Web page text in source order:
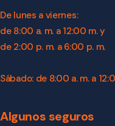
De lunes a viernes:
de 8:00 a. m. a 12:00 m. y
de 2:00 p. m. a 6:00 p. m.
Sábado: de 8:00 a. m. a
Algunos seguros